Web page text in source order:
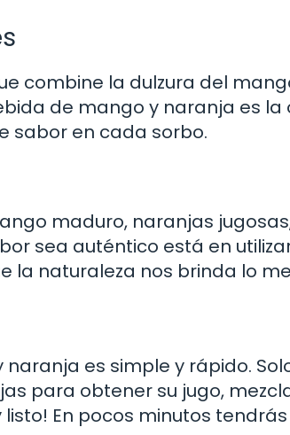
combine la dulzura del
de mango y naranja es la
sabor en cada sorbo.
maduro, naranjas
sea auténtico está en
la naturaleza nos brinda lo
es simple y rápido.
para obtener su jugo,
En pocos minutos